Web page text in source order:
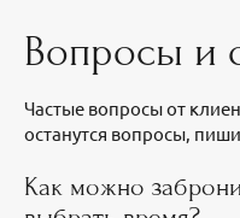
Вопросы и
Частые вопросы от
останутся вопросы,
Как можно